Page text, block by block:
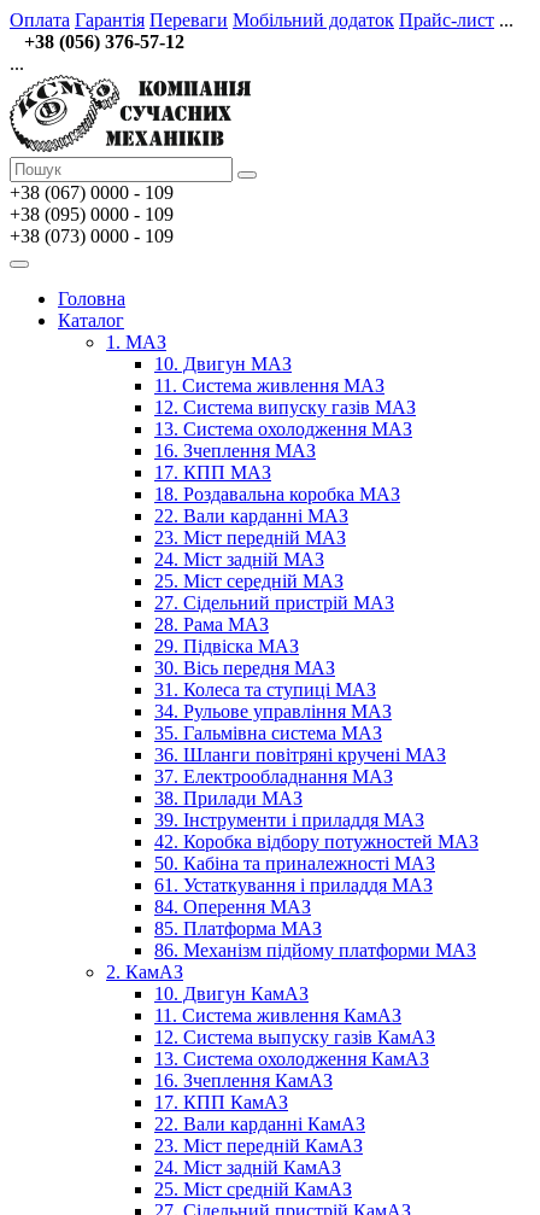
Оплата Гарантія Переваги Мобільний додаток Прайс-лист ...
+38 (056) 376-57-12
...
+38 (067) 0000 - 109
+38 (095) 0000 - 109
+38 (073) 0000 - 109
Головна
Каталог
1. МАЗ
10. Двигун МАЗ
11. Система живлення МАЗ
12. Система випуску газів МАЗ
13. Система охолодження МАЗ
16. Зчеплення МАЗ
17. КПП МАЗ
18. Роздавальна коробка МАЗ
22. Вали карданні МАЗ
23. Міст передній МАЗ
24. Міст задній МАЗ
25. Міст середній МАЗ
27. Сідельний пристрій МАЗ
28. Рама МАЗ
29. Підвіска МАЗ
30. Вісь передня МАЗ
31. Колеса та ступиці МАЗ
34. Рульове управління МАЗ
35. Гальмівна система МАЗ
36. Шланги повітряні кручені МАЗ
37. Електрообладнання МАЗ
38. Прилади МАЗ
39. Інструменти і приладдя МАЗ
42. Коробка відбору потужностей МАЗ
50. Кабіна та приналежності МАЗ
61. Устаткування і приладдя МАЗ
84. Оперення МАЗ
85. Платформа МАЗ
86. Механізм підйому платформи МАЗ
2. КамАЗ
10. Двигун КамАЗ
11. Система живлення КамАЗ
12. Система выпуску газів КамАЗ
13. Система охолодження КамАЗ
16. Зчеплення КамАЗ
17. КПП КамАЗ
22. Вали карданні КамАЗ
23. Міст передній КамАЗ
24. Міст задній КамАЗ
25. Міст средній КамАЗ
27. Сідельний пристрій КамАЗ